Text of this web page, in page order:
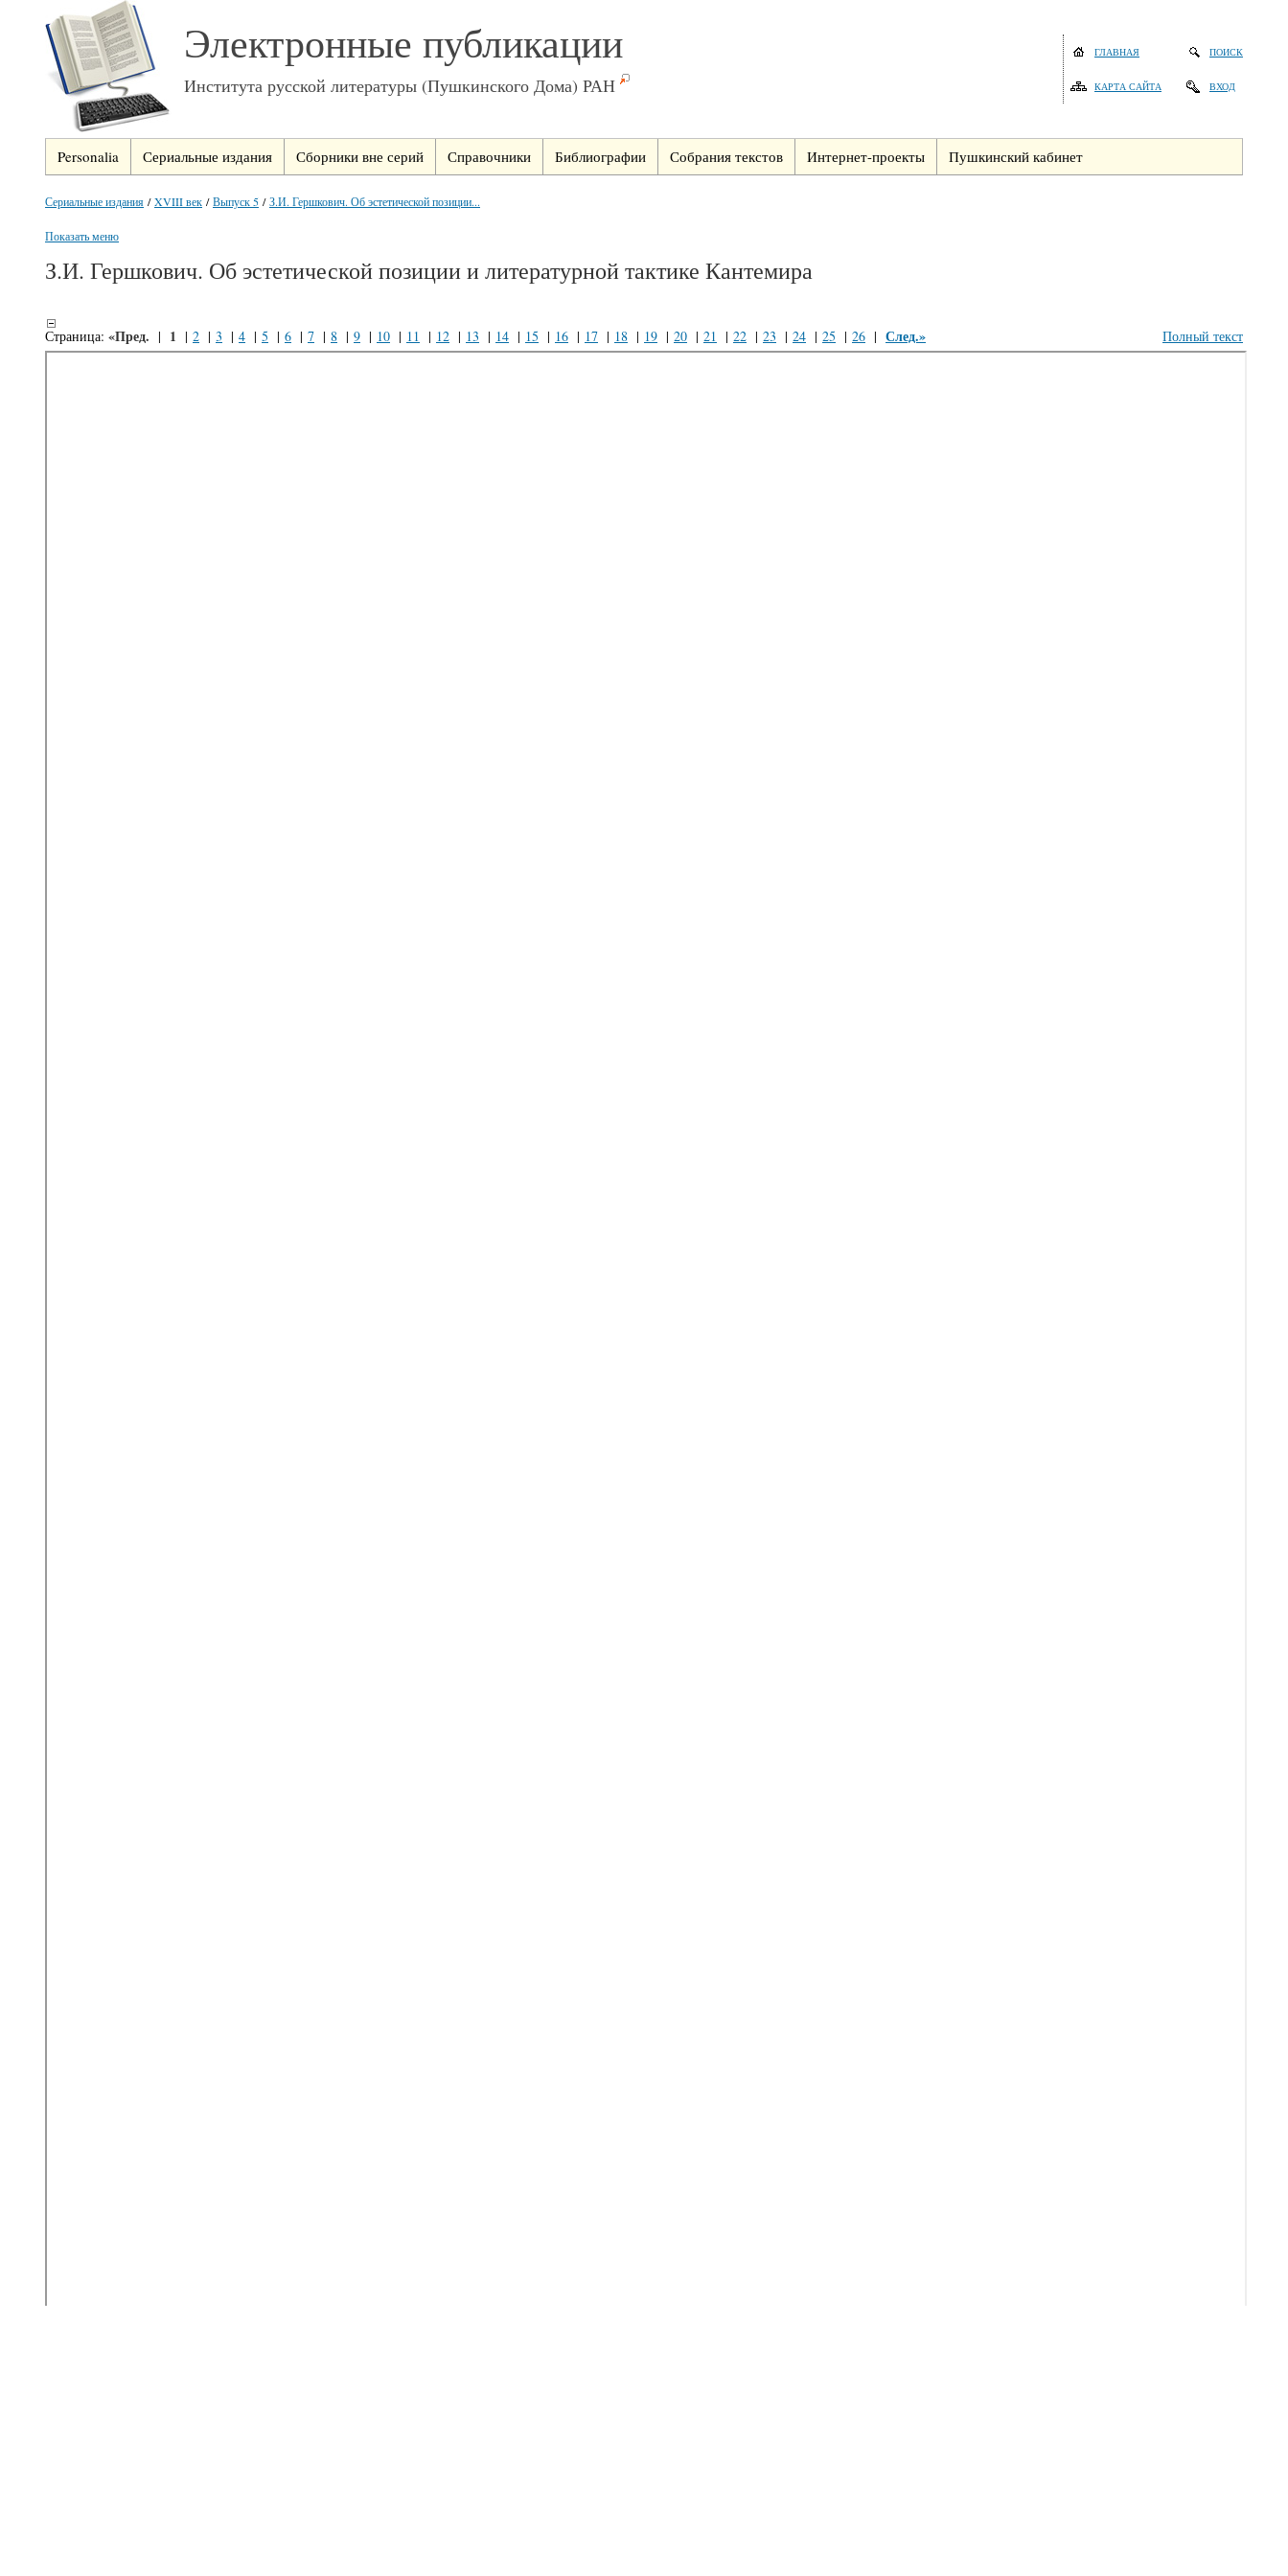
Электронные публикации
Института русской литературы (Пушкинского Дома) РАН
ГЛАВНАЯ
КАРТА САЙТА
ПОИСК
ВХОД
Personalia Сериальные издания Сборники вне серий Справочники Библиографии Собрания текстов Интернет-проекты Пушкинский кабинет
Сериальные издания /XVIII век /Выпуск 5 /З.И. Гершкович. Об эстетической позиции...
Показать меню
З.И. Гершкович. Об эстетической позиции и литературной тактике Кантемира
Страница: «Пред. | 1 | 2 | 3 | 4 | 5 | 6 | 7 | 8 | 9 | 10 | 11 | 12 | 13 | 14 | 15 | 16 | 17 | 18 | 19 | 20 | 21 | 22 | 23 | 24 | 25 | 26 | След.» Полный текст